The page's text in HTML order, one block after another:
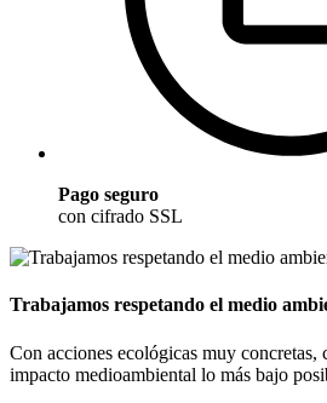
Pago seguro
con cifrado SSL
Trabajamos respetando el medio
Con acciones ecológicas muy concretas,
impacto medioambiental lo más bajo